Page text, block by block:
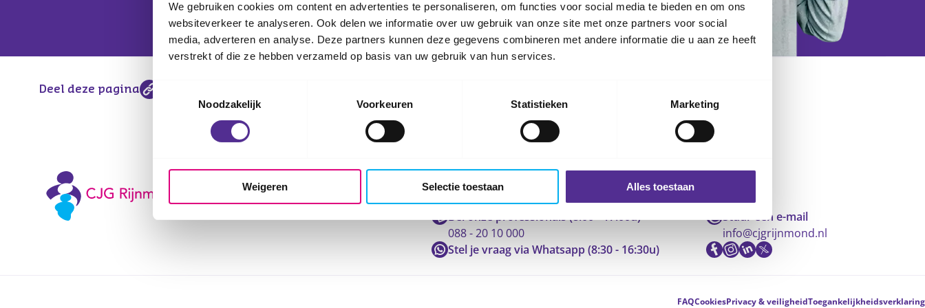
We gebruiken cookies om content en advertenties te personaliseren, om functies voor social media te bieden en om ons
websiteverkeer te analyseren. Ook delen we informatie over uw gebruik van onze site met onze partners voor social
media, adverteren en analyse. Deze partners kunnen deze gegevens combineren met andere informatie die u aan ze heeft
verstrekt of die ze hebben verzameld op basis van uw gebruik van hun services.
Toestemmingsselectie
Noodzakelijk
Voorkeuren Statistieken Marketing
Weigeren Selectie toestaan Alles toestaan
Deel deze pagina
Neem contact op met ons
Bel onze professionals (8:00 - 17:00u)
088 - 20 10 000
Stel je vraag via Whatsapp (8:30 - 16:30u)
Stuur een e-mail
info@cjgrijnmond.nl
FAQCookiesPrivacy & veiligheidToegankelijkheidsverklaring